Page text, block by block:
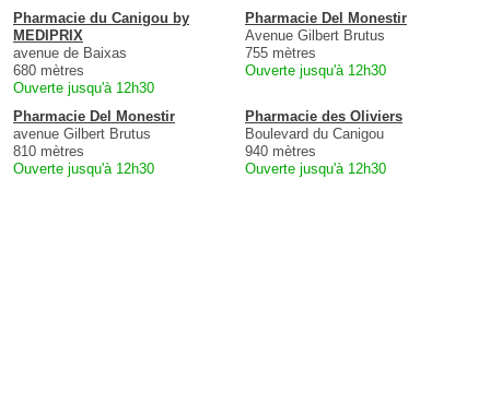
Pharmacie du Canigou by
MEDIPRIX
avenue de Baixas
680 mètres
Ouverte jusqu'à 12h30
Pharmacie Del Monestir
Avenue Gilbert Brutus
755 mètres
Ouverte jusqu'à 12h30
Pharmacie Del Monestir
avenue Gilbert Brutus
810 mètres
Ouverte jusqu'à 12h30
Pharmacie des Oliviers
Boulevard du Canigou
940 mètres
Ouverte jusqu'à 12h30